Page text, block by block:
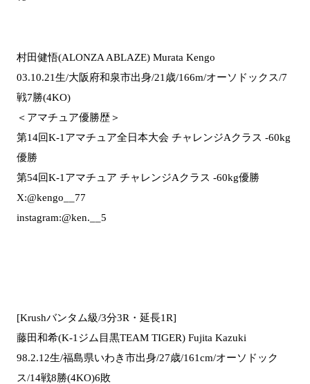
村田健悟(ALONZA ABLAZE) Murata Kengo
03.10.21生/大阪府和泉市出身/21歳/166m/オーソドックス/7
戦7勝(4KO)
＜アマチュア優勝歴＞
第14回K-1アマチュア全日本大会 チャレンジAクラス -60kg
優勝
第54回K-1アマチュア チャレンジAクラス -60kg優勝
X:@kengo__77
instagram:@ken.__5
[Krushバンタム級/3分3R・延長1R]
藤田和希(K-1ジム目黒TEAM TIGER) Fujita Kazuki
98.2.12生/福島県いわき市出身/27歳/161cm/オーソドック
ス/14戦8勝(4KO)6敗